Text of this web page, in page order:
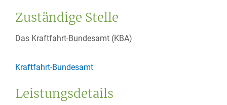
Zuständige Stelle
Das Kraftfahrt-Bundesamt (KBA)
Kraftfahrt-Bundesamt
Leistungsdetails